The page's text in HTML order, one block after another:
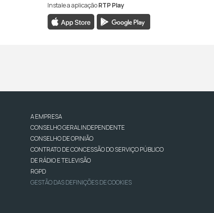
Instale a aplicaçãoRTP Play
A EMPRESA
CONSELHO GERAL INDEPENDENTE
CONSELHO DE OPINIÃO
CONTRATO DE CONCESSÃO DO SERVIÇO PÚBLICO
DE RÁDIO E TELEVISÃO
RGPD
GESTÃO DAS DEFINIÇÕES DE COOKIES